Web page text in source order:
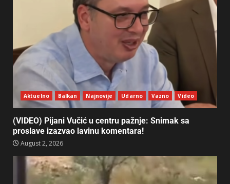
Aktuelno Balkan Najnovije Udarno Vazno Video
(VIDEO) Pijani Vučić u centru pažnje: Snimak sa
proslave izazvao lavinu komentara!
August 2, 2026